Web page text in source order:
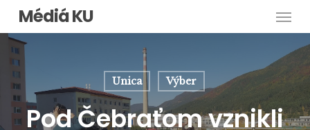
Skip
main
content
Médiá KU
Unica Výber
Pod Čebraťom vznikli